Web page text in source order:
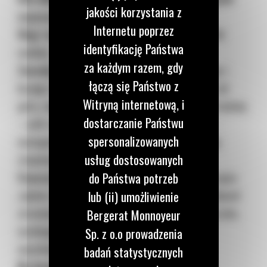
czyszczenia podwozia:
łopaty, kilofa, węża wodnego lub armatki
od przodu lub tyłu maszyny, usuwając i
luzując większe kawałki błota, ziemi itp. idąc od
góry, najpierw z kół napinających wokół rolki nośnej
– jeśli znajduje się ona na górze ramy rolki –
następnie wokół koła zębatego, przesuwaj się
stopniowo w dół.
z użyciem armatki wodnej lub węża
zajmie ci kilka minut, ale uważaj żebyś nie celował
strumienia wody bezpośrednio w koniec sworznia,
wciskając w nie błoto, bo doprowadzisz do
wyschnięcia złącza i awarii maszyny.
jakości korzystania z
Internetu poprzez
identyfikację Państwa
za każdym razem, gdy
łączą się Państwo z
Witryną internetową, i
dostarczanie Państwu
spersonalizowanych
usług dostosowanych
do Państwa potrzeb
lub (ii) umożliwienie
Bergerat Monnoyeur
Sp. z o.o prowadzenia
badań statystycznych